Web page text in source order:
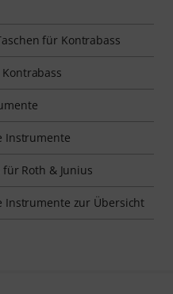
für Kontrabass
Instrumente
Roth & Junius
Instrumente zur Übersicht